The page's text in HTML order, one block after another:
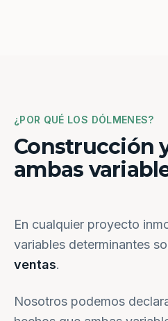
¿POR QUÉ LOS DÓLMENES?
Construcción
ambas
En cualquier proyecto
variables determinantes
ventas.
Nosotros podemos